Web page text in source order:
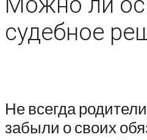
судебное
Не всегда
забыли о своих